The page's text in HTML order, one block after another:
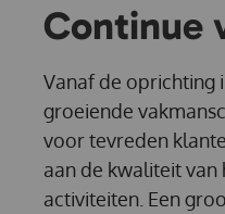
Continue
Vanaf de oprichting
groeiende
voor tevreden
aan de kwaliteit
activiteiten. Een